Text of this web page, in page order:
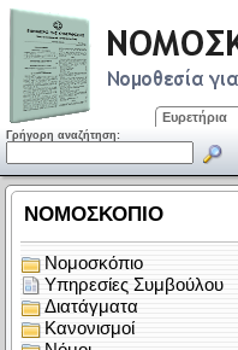
Ευρετήρια
Γρήγορη αναζήτηση: